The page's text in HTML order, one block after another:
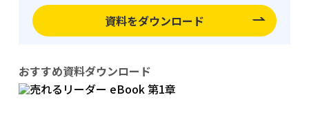
資料をダウンロード
おすすめ資料ダウンロード